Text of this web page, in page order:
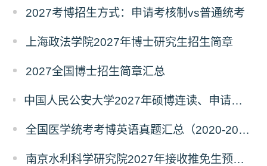
2027考博招生方式：申请考核制vs普通统考
上海政法学院2027年博士研究生招生简章
2027全国博士招生简章汇总
中国人民公安大学2027年硕博连读、申请考核、本科直博博士研究生招生报名事宜的通知
全国医学统考考博英语真题汇总（2020-2026年）
南京水利科学研究院2027年接收推免生预报名公告